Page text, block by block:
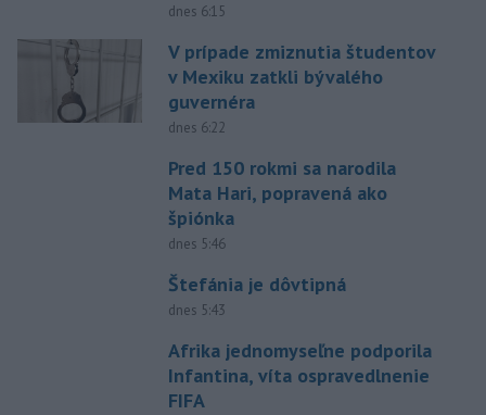
dnes 6:15
V prípade zmiznutia študentov
v Mexiku zatkli bývalého
guvernéra
dnes 6:22
Pred 150 rokmi sa narodila
Mata Hari, popravená ako
špiónka
dnes 5:46
Štefánia je dôvtipná
dnes 5:43
Afrika jednomyseľne podporila
Infantina, víta ospravedlnenie
FIFA